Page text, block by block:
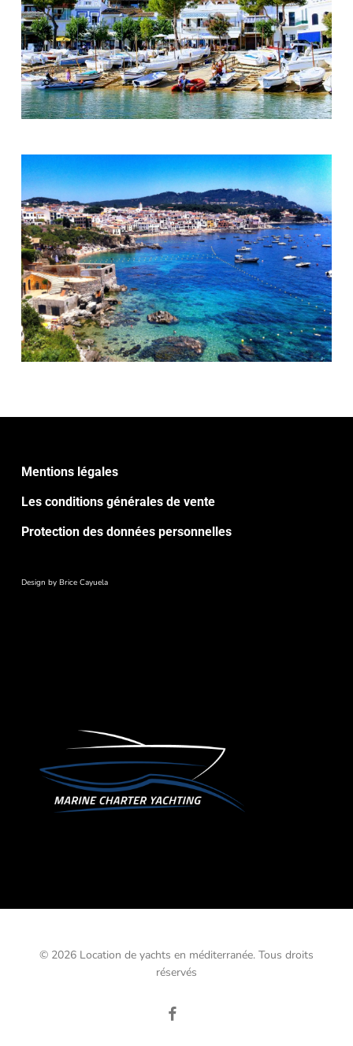
Mentions légales
Les conditions générales de vente
Protection des données personnelles
Design by Brice Cayuela
© 2026 Location de yachts en méditerranée. Tous droits
réservés
facebook